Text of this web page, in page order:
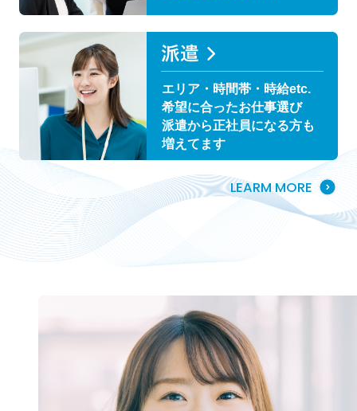
エリア・時間帯・時給etc.
希望に合ったお仕事選び
派遣から正社員になる方も
増えてます
LEARM MORE